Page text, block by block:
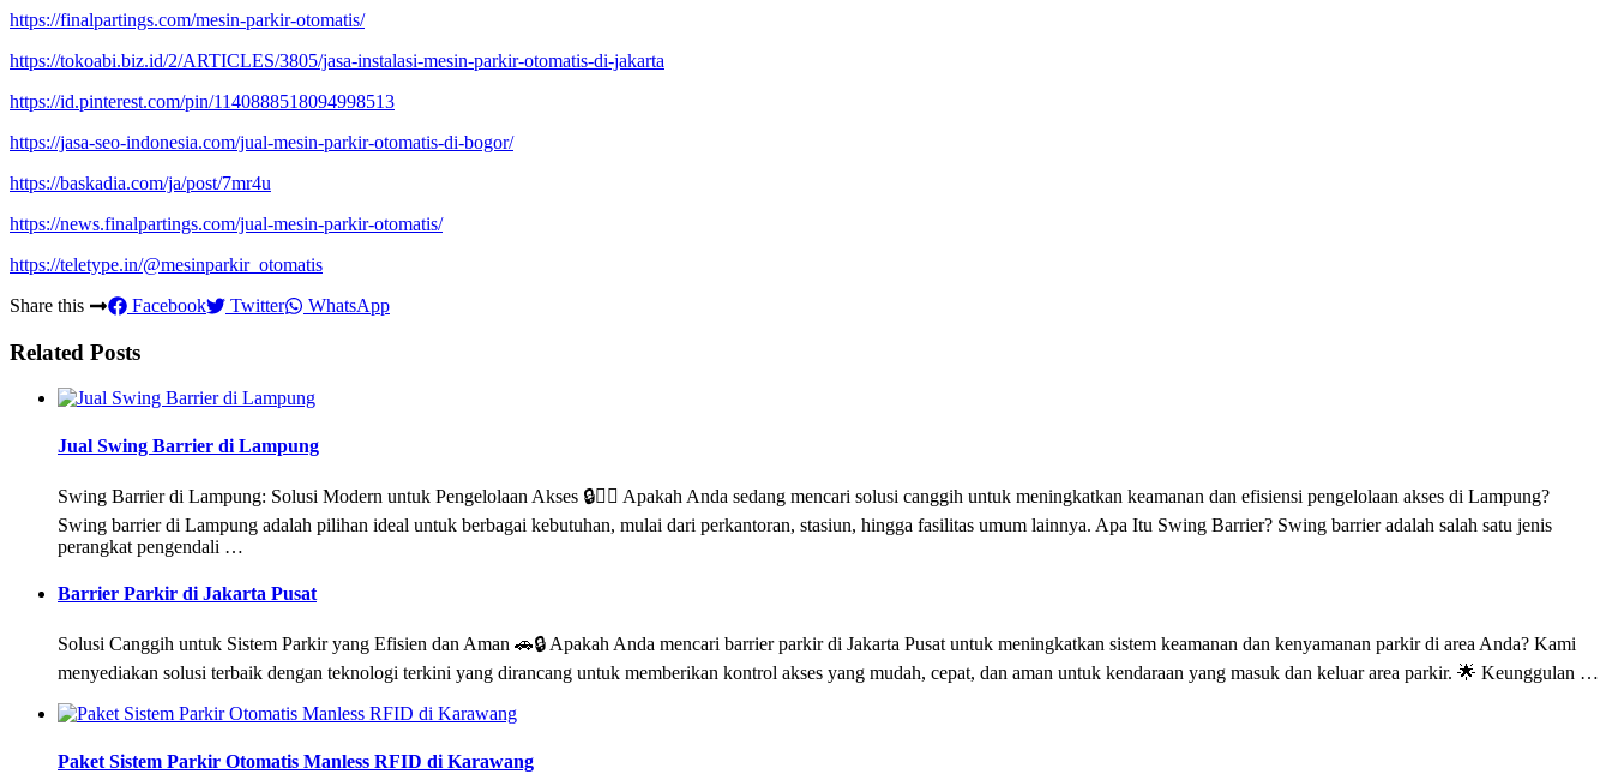
https://finalpartings.com/mesin-parkir-otomatis/
https://tokoabi.biz.id/2/ARTICLES/3805/jasa-instalasi-mesin-parkir-otomatis-di-jakarta
https://id.pinterest.com/pin/1140888518094998513
https://jasa-seo-indonesia.com/jual-mesin-parkir-otomatis-di-bogor/
https://baskadia.com/ja/post/7mr4u
https://news.finalpartings.com/jual-mesin-parkir-otomatis/
https://teletype.in/@mesinparkir_otomatis
Share this
Facebook Twitter WhatsApp
Related Posts
Jual Swing Barrier di Lampung
Swing Barrier di Lampung: Solusi Modern untuk Pengelolaan Akses 🔒🚶‍♂️ Apakah Anda sedang mencari solusi canggih untuk meningkatkan keamanan dan efisiensi pengelolaan akses di Lampung?
Swing barrier di Lampung adalah pilihan ideal untuk berbagai kebutuhan, mulai dari perkantoran, stasiun, hingga fasilitas umum lainnya. Apa Itu Swing Barrier? Swing barrier adalah salah satu jenis
perangkat pengendali …
Barrier Parkir di Jakarta Pusat
Solusi Canggih untuk Sistem Parkir yang Efisien dan Aman 🚗🔒 Apakah Anda mencari barrier parkir di Jakarta Pusat untuk meningkatkan sistem keamanan dan kenyamanan parkir di area Anda? Kami
menyediakan solusi terbaik dengan teknologi terkini yang dirancang untuk memberikan kontrol akses yang mudah, cepat, dan aman untuk kendaraan yang masuk dan keluar area parkir. 🌟 Keunggulan …
Paket Sistem Parkir Otomatis Manless RFID di Karawang